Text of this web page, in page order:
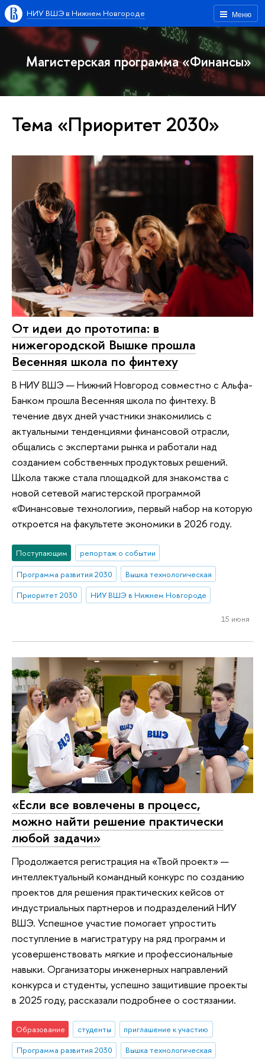
Меню
НИУ ВШЭ в Нижнем Новгороде
Магистерская программа «Финансы»
Тема «Приоритет 2030»
От идеи до прототипа: в
нижегородской Вышке прошла
Весенняя школа по финтеху
В НИУ ВШЭ — Нижний Новгород совместно с Альфа-
Банком прошла Весенняя школа по финтеху. В
течение двух дней участники знакомились с
актуальными тенденциями финансовой отрасли,
общались с экспертами рынка и работали над
созданием собственных продуктовых решений.
Школа также стала площадкой для знакомства с
новой сетевой магистерской программой
«Финансовые технологии», первый набор на которую
откроется на факультете экономики в 2026 году.
Поступающим
репортаж о событии
Программа развития 2030
Вышка технологическая
Приоритет 2030
НИУ ВШЭ в Нижнем Новгороде
15 июня
«Если все вовлечены в процесс,
можно найти решение практически
любой задачи»
Продолжается регистрация на «Твой проект» —
интеллектуальный командный конкурс по созданию
проектов для решения практических кейсов от
индустриальных партнеров и подразделений НИУ
ВШЭ. Успешное участие помогает упростить
поступление в магистратуру на ряд программ и
усовершенствовать мягкие и профессиональные
навыки. Организаторы инженерных направлений
конкурса и студенты, успешно защитившие проекты
в 2025 году, рассказали подробнее о состязании.
Образование студенты
приглашение к участию
Программа развития 2030
Вышка технологическая